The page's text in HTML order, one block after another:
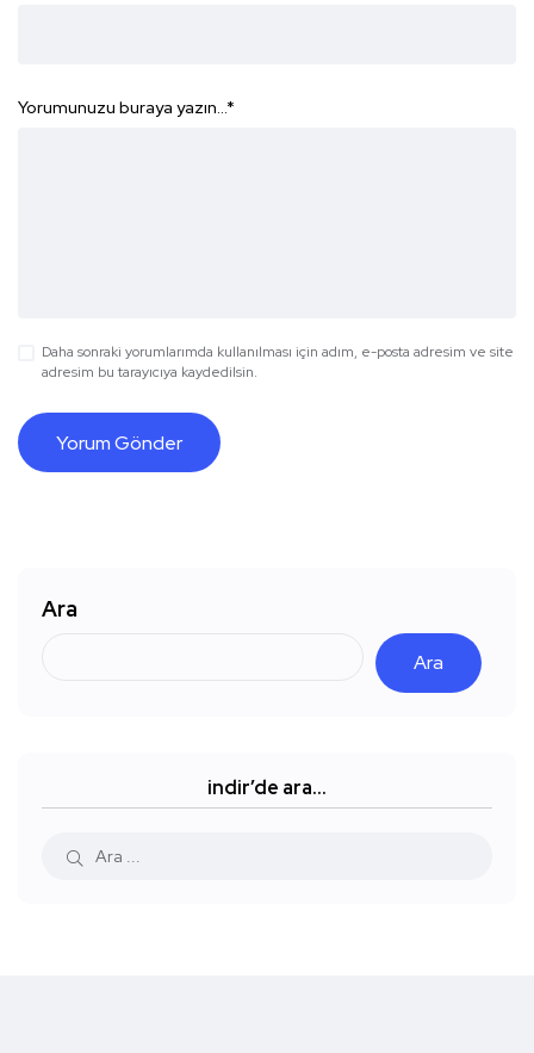
Yorumunuzu buraya yazın...*
Daha sonraki yorumlarımda kullanılması için adım, e-posta adresim ve site
adresim bu tarayıcıya kaydedilsin.
Ara
Ara
indir’de ara…